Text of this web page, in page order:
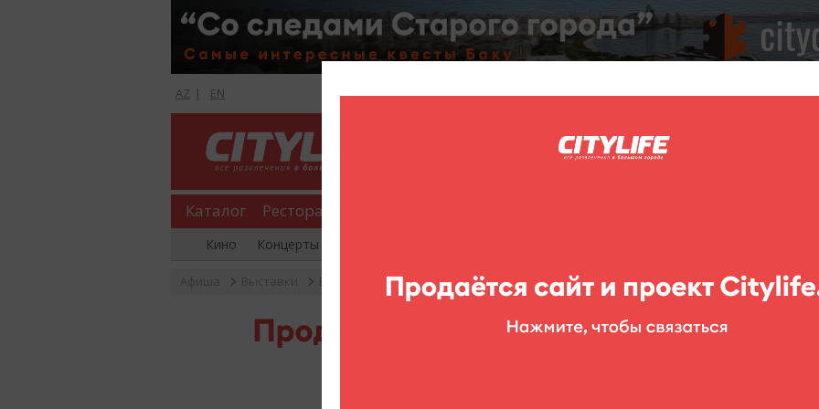
AZ | EN
Каталог Рестораны
Кино Концерты
Выставка «Italian Style»